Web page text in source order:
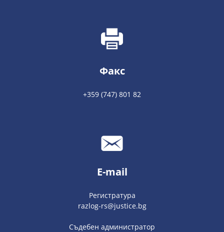
Факс
+359 (747) 801 82
E-mail
Регистратура
razlog-rs@justice.bg
Съдебен администратор